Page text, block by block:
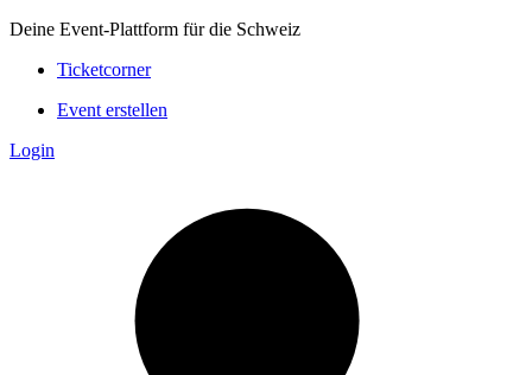
Deine Event-Plattform für die Schweiz
Ticketcorner
Event erstellen
Login